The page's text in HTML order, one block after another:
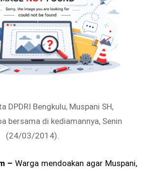
DPDRI Bengkulu, Muspani SH,
bersama di kediamannya, Senin
(24/03/2014).
– Warga mendoakan agar Muspani,